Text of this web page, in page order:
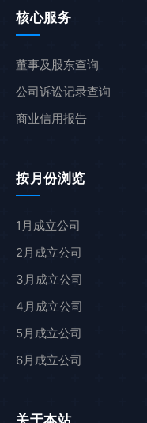
核心服务
董事及股东查询
公司诉讼记录查询
商业信用报告
按月份浏览
1月成立公司
2月成立公司
3月成立公司
4月成立公司
5月成立公司
6月成立公司